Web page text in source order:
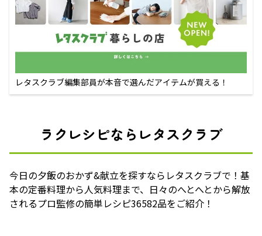
レタスクラブ編集部員が本音で選んだアイテムが買える！
ラクレシピならレタスクラブ
今日の夕飯のおかず&献立を探すならレタスクラブで！基
本の定番料理から人気料理まで、日々のへとへとから解放
されるプロ監修の簡単レシピ36582品をご紹介！